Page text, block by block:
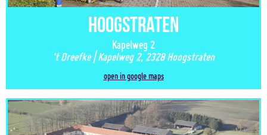
Hoogstraten
Kapelweg 2
't Dreefke | Kapelweg 2, 2328 Hoogstraten
open in google maps